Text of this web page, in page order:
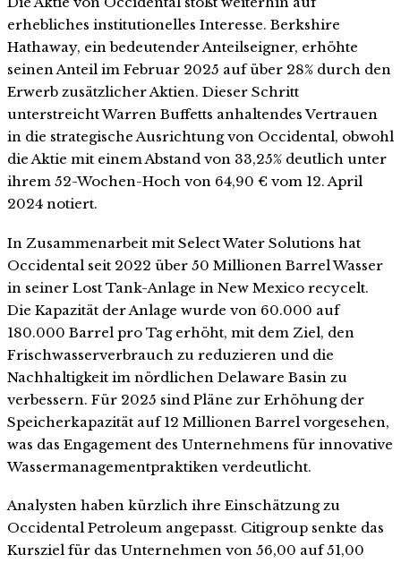
erhebliches institutionelles Interesse. Berkshire
Hathaway, ein bedeutender Anteilseigner, erhöhte
seinen Anteil im Februar 2025 auf über 28% durch den
Erwerb zusätzlicher Aktien. Dieser Schritt
unterstreicht Warren Buffetts anhaltendes Vertrauen
in die strategische Ausrichtung von Occidental, obwohl
die Aktie mit einem Abstand von 33,25% deutlich unter
ihrem 52-Wochen-Hoch von 64,90 € vom 12. April
2024 notiert.
In Zusammenarbeit mit Select Water Solutions hat
Occidental seit 2022 über 50 Millionen Barrel Wasser
in seiner Lost Tank-Anlage in New Mexico recycelt.
Die Kapazität der Anlage wurde von 60.000 auf
180.000 Barrel pro Tag erhöht, mit dem Ziel, den
Frischwasserverbrauch zu reduzieren und die
Nachhaltigkeit im nördlichen Delaware Basin zu
verbessern. Für 2025 sind Pläne zur Erhöhung der
Speicherkapazität auf 12 Millionen Barrel vorgesehen,
was das Engagement des Unternehmens für innovative
Wassermanagementpraktiken verdeutlicht.
Analysten haben kürzlich ihre Einschätzung zu
Occidental Petroleum angepasst. Citigroup senkte das
Kursziel für das Unternehmen von 56,00 auf 51,00